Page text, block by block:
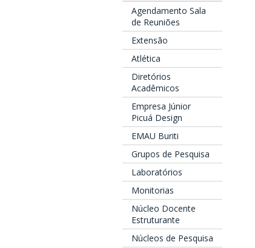
Agendamento Sala
de Reuniões
Extensão
Atlética
Diretórios
Acadêmicos
Empresa Júnior
Picuá Design
EMAU Buriti
Grupos de Pesquisa
Laboratórios
Monitorias
Núcleo Docente
Estruturante
Núcleos de Pesquisa